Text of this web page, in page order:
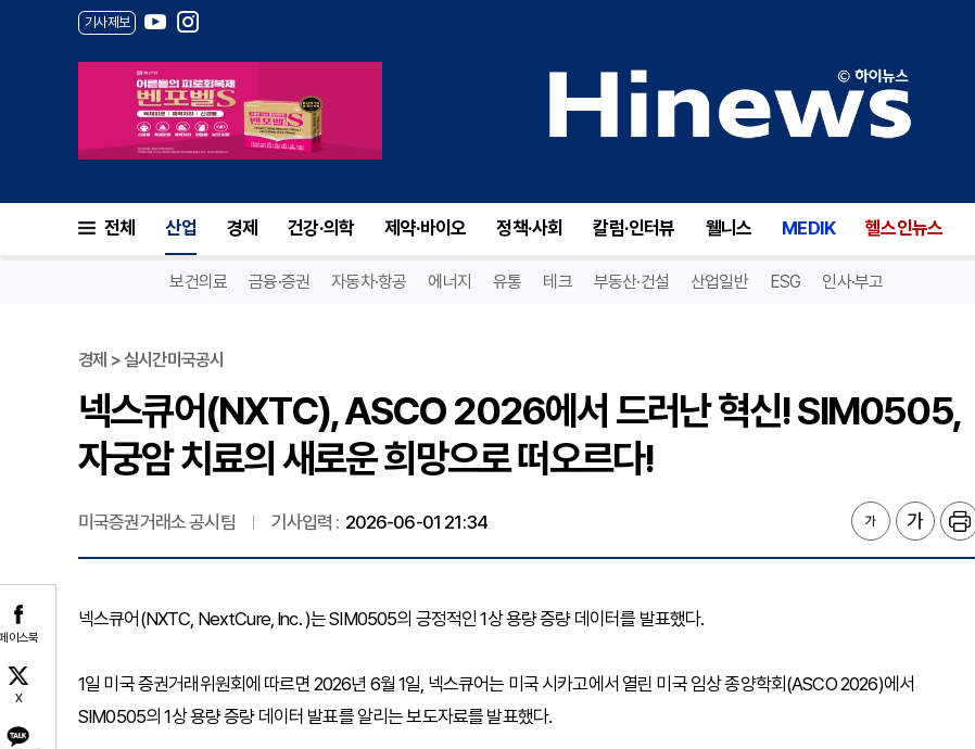
기사제보
전체 산업 경제 건강·의학 제약·바이오 정책·사회 칼럼·인터뷰 웰니스 MEDIK 헬스인뉴스
보건의료 금융·증권 자동차·항공 에너지 유통 테크 부동산·건설 산업일반 ESG 인사·부고
이스북
X
경제 > 실시간미국공시
넥스큐어(NXTC), ASCO 2026에서 드러난 혁신! SIM0505,
자궁암 치료의 새로운 희망으로 떠오르다!
미국증권거래소 공시팀 기사입력 : 2026-06-01 21:34
넥스큐어(NXTC, NextCure, Inc. )는 SIM0505의 긍정적인 1상 용량 증량 데이터를 발표했다.
1일 미국 증권거래위원회에 따르면 2026년 6월 1일, 넥스큐어는 미국 시카고에서 열린 미국 임상 종양학회(ASCO 2026)에서
SIM0505의 1상 용량 증량 데이터 발표를 알리는 보도자료를 발표했다.